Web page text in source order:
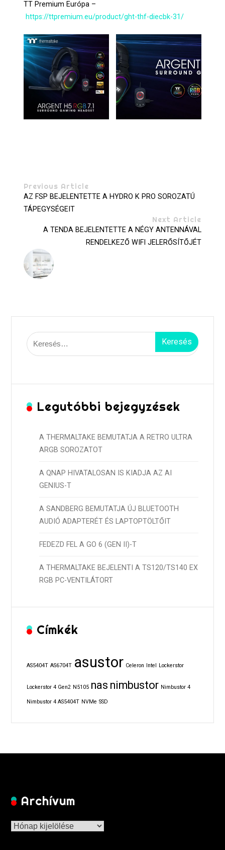
TT Premium Európa –
https://ttpremium.eu/product/ght-thf-diecbk-31/
Previous Article
AZ FSP BEJELENTETTE A HYDRO K PRO SOROZATÚ
TÁPEGYSÉGEIT
Next Article
A TENDA BEJELENTETTE A NÉGY ANTENNÁVAL
RENDELKEZŐ WIFI JELERŐSÍTŐJÉT
Keresés:
Legutóbbi bejegyzések
A THERMALTAKE BEMUTATJA A RETRO ULTRA
ARGB SOROZATOT
A QNAP HIVATALOSAN IS KIADJA AZ AI
GENIUS-T
A SANDBERG BEMUTATJA ÚJ BLUETOOTH
AUDIÓ ADAPTERÉT ÉS LAPTOPTÖLTŐIT
FEDEZD FEL A GO 6 (GEN II)-T
A THERMALTAKE BEJELENTI A TS120/TS140 EX
RGB PC-VENTILÁTORT
Címkék
AS5404T AS6704T asustor Celeron Intel Lockerstor
Lockerstor 4 Gen2 N5105 nas nimbustor Nimbustor 4
Nimbustor 4 AS5404T NVMe SSD
Archívum
Archívum